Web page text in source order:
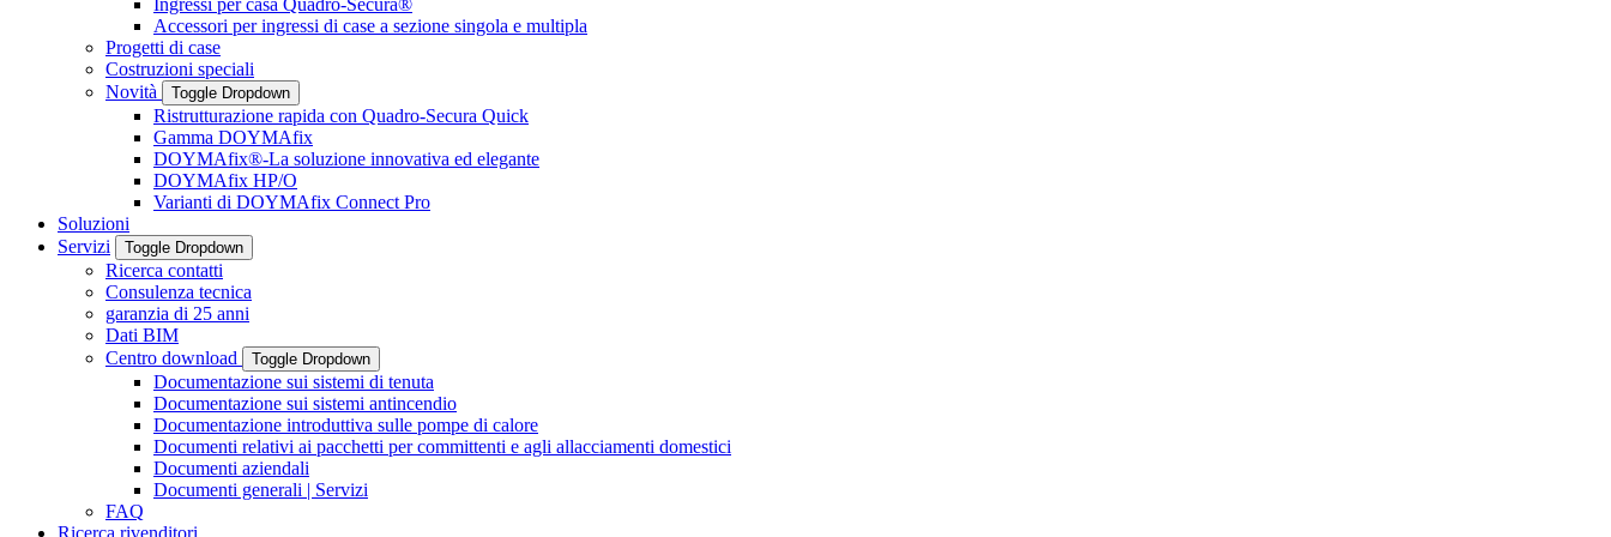
Ingressi per casa Quadro-Secura®
Accessori per ingressi di case a sezione singola e multipla
Progetti di case
Costruzioni speciali
Novità
Toggle Dropdown
Ristrutturazione rapida con Quadro-Secura Quick
Gamma DOYMAfix
DOYMAfix®-La soluzione innovativa ed elegante
DOYMAfix HP/O
Varianti di DOYMAfix Connect Pro
Soluzioni
Servizi
Toggle Dropdown
Ricerca contatti
Consulenza tecnica
garanzia di 25 anni
Dati BIM
Centro download
Toggle Dropdown
Documentazione sui sistemi di tenuta
Documentazione sui sistemi antincendio
Documentazione introduttiva sulle pompe di calore
Documenti relativi ai pacchetti per committenti e agli allacciamenti domestici
Documenti aziendali
Documenti generali | Servizi
FAQ
Ricerca rivenditori